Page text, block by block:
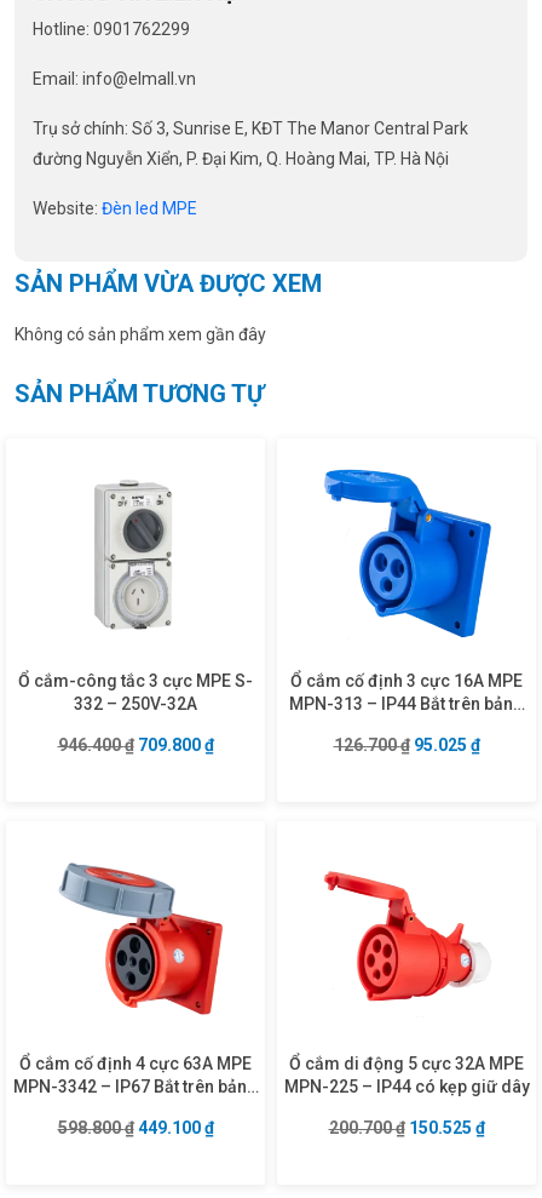
Hotline: 0901762299
Email: info@elmall.vn
Trụ sở chính: Số 3, Sunrise E, KĐT The Manor Central Park
đường Nguyễn Xiển, P. Đại Kim, Q. Hoàng Mai, TP. Hà Nội
Website: Đèn led MPE
SẢN PHẨM VỪA ĐƯỢC XEM
Không có sản phẩm xem gần đây
SẢN PHẨM TƯƠNG TỰ
Ổ cắm-công tắc 3 cực MPE S-
332 – 250V-32A
946.400₫ Giá gốc là: 946.400 ₫.
709.800₫Giá hiện tại là: 709.800 ₫.
Ổ cắm cố định 3 cực 16A MPE
MPN-313 – IP44 Bắt trên bảng
126.700₫ Giá gốc là:
95.025 ₫Giá
Ổ cắm cố định 4 cực 63A MPE
MPN-3342 – IP67 Bắt trên bảng
598.800₫ Giá gốc là: 598.800 ₫.
449.100₫Giá hiện tại là: 449.100 ₫.
Ổ cắm di động 5 cực 32A MPE
MPN-225 – IP44 có kẹp giữ dây
200.700₫ Giá gốc là:
150.525 ₫Giá